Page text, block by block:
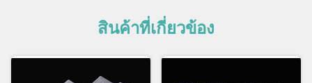
สินค้าที่เกี่ยวข้อง